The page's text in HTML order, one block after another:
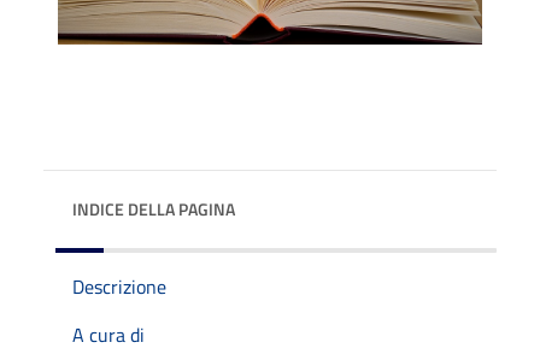
INDICE DELLA PAGINA
Descrizione
A cura di